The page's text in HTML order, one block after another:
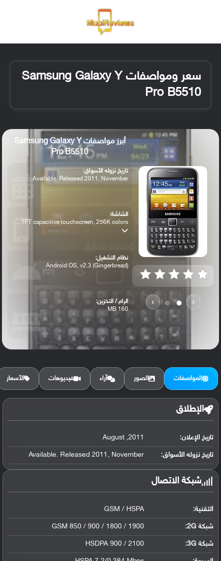
سعر ومواصفات Samsung Galaxy Y
Pro B5510
‹
›
أبرز مواصفات Samsung Galaxy Y
Pro B5510
تاريخ نزوله الأسواق:
Available. Released 2011, November
الشاشة:
TFT capacitive touchscreen, 256K colors ...
نظام التشغيل:
Android OS, v2.3 (Gingerbread)
الرام / التخزين:
160 MB
الكاميرا الأساسية:
المواصفات الصور آراء فيديوهات الأسعار
الإطلاق
تاريخ الإعلان: 2011, August
تاريخ نزوله الأسواق: Available. Released 2011, November
شبكة الاتصال
التقنية: GSM / HSPA
شبكة 2G: GSM 850 / 900 / 1800 / 1900
شبكة 3G :
HSDPA 900 / 2100